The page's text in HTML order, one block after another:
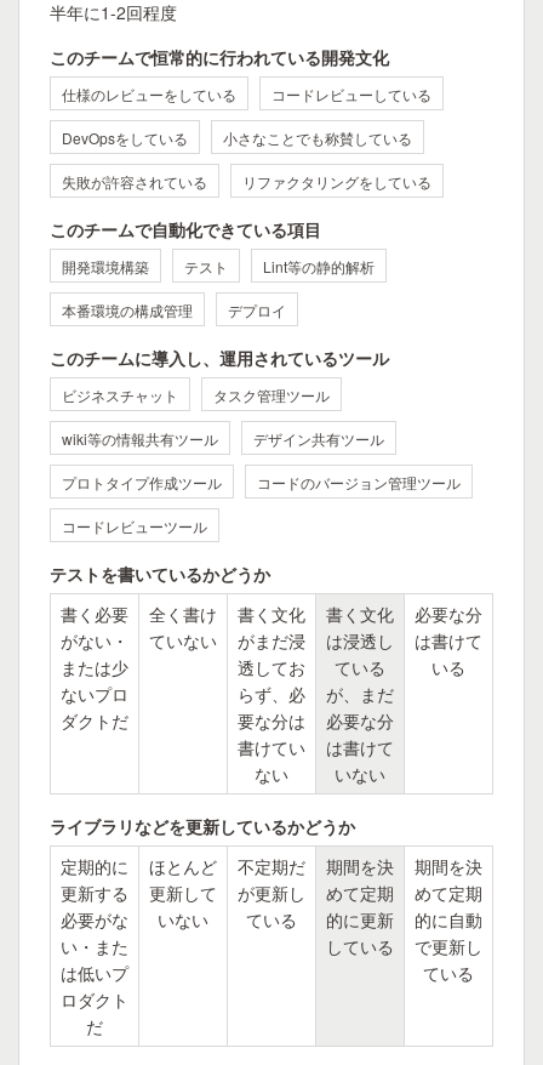
半年に1-2回程度
このチームで恒常的に行われている開発文化
仕様のレビューをしている コードレビューしている
DevOpsをしている 小さなことでも称賛している
失敗が許容されている リファクタリングをしている
このチームで自動化できている項目
開発環境構築 テスト Lint等の静的解析
本番環境の構成管理 デプロイ
このチームに導入し、運用されているツール
ビジネスチャット タスク管理ツール
wiki等の情報共有ツール デザイン共有ツール
プロトタイプ作成ツール コードのバージョン管理ツール
コードレビューツール
テストを書いているかどうか
書く必要
がない・
または少
ないプロ
ダクトだ
全く書け
ていない
書く文化
がまだ浸
透してお
らず、必
要な分は
書けてい
ない
書く文化
は浸透し
ている
が、まだ
必要な分
は書けて
いない
必要な分
は書けて
いる
ライブラリなどを更新しているかどうか
定期的に
更新する
必要がな
い・また
は低いプ
ロダクト
だ
ほとんど
更新して
いない
不定期だ
が更新し
ている
期間を決
めて定期
的に更新
している
期間を決
めて定期
的に自動
で更新し
ている